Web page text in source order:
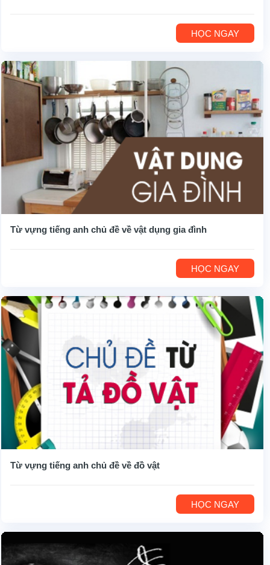
HỌC NGAY
Từ vựng tiếng anh chủ đề về vật dụng gia đình
HỌC NGAY
Từ vựng tiếng anh chủ đề về đồ vật
HỌC NGAY